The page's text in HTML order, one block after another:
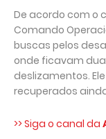
De acordo com o
Comando
buscas pelos
onde ficavam
deslizamentos.
recuperados
>> Siga o canal da